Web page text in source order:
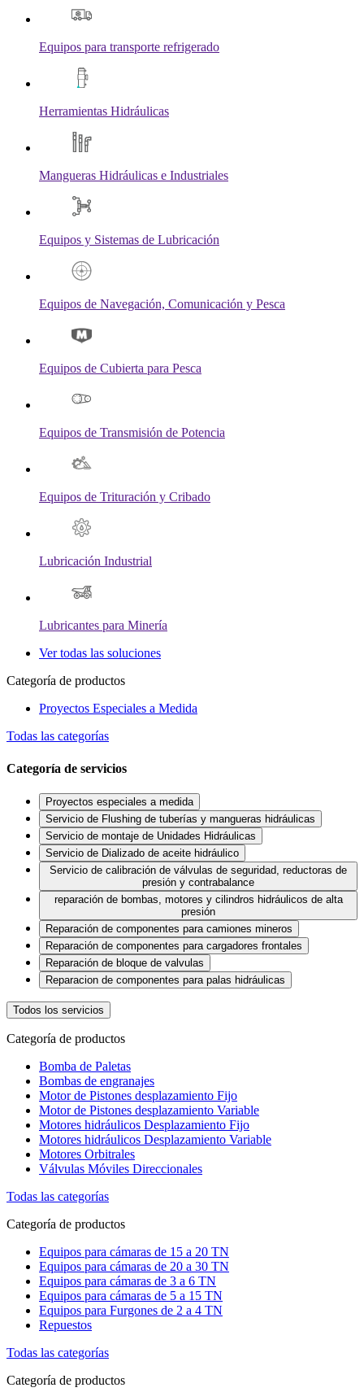
Equipos para transporte refrigerado
Herramientas Hidráulicas
Mangueras Hidráulicas e Industriales
Equipos y Sistemas de Lubricación
Equipos de Navegación, Comunicación y Pesca
Equipos de Cubierta para Pesca
Equipos de Transmisión de Potencia
Equipos de Trituración y Cribado
Lubricación Industrial
Lubricantes para Minería
Ver todas las soluciones
Categoría de productos
Proyectos Especiales a Medida
Todas las categorías
Categoría de servicios
Proyectos especiales a medida
Servicio de Flushing de tuberías y mangueras hidráulicas
Servicio de montaje de Unidades Hidráulicas
Servicio de Dializado de aceite hidráulico
Servicio de calibración de válvulas de seguridad, reductoras de
presión y contrabalance
reparación de bombas, motores y cilindros hidráulicos de alta
presión
Reparación de componentes para camiones mineros
Reparación de componentes para cargadores frontales
Reparación de bloque de valvulas
Reparacion de componentes para palas hidráulicas
Todos los servicios
Categoría de productos
Bomba de Paletas
Bombas de engranajes
Motor de Pistones desplazamiento Fijo
Motor de Pistones desplazamiento Variable
Motores hidráulicos Desplazamiento Fijo
Motores hidráulicos Desplazamiento Variable
Motores Orbitrales
Válvulas Móviles Direccionales
Todas las categorías
Categoría de productos
Equipos para cámaras de 15 a 20 TN
Equipos para cámaras de 20 a 30 TN
Equipos para cámaras de 3 a 6 TN
Equipos para cámaras de 5 a 15 TN
Equipos para Furgones de 2 a 4 TN
Repuestos
Todas las categorías
Categoría de productos